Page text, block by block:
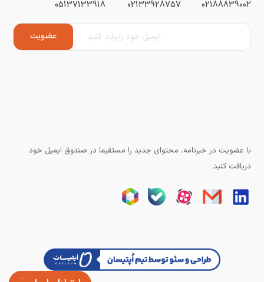
02188839002
02133928757
05137133918
با عضویت در خبرنامه، محتوای جدید را مستقیما در صندوق ایمیل خود
دریافت کنید.